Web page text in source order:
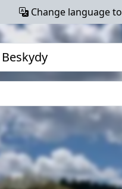
Change language to